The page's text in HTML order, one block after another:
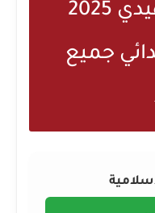
اسئلة دور التمهيدي 2025
جميع